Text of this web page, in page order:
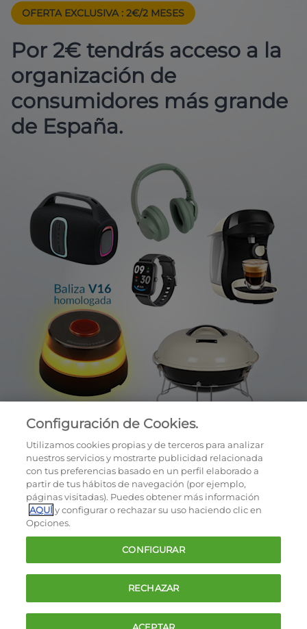
OFERTA EXCLUSIVA : 2€/2 MESES
Por 2€ tendrás acceso a la
organización de
consumidores más grande
de España.
Cookies
Política de privacidad
Términos y condiciones de la oferta
Contacto
FAQ
Configuración de Cookies.
Utilizamos cookies propias y de terceros para analizar
nuestros servicios y mostrarte publicidad relacionada
con tus preferencias basado en un perfil elaborado a
partir de tus hábitos de navegación (por ejemplo,
páginas visitadas). Puedes obtener más información
AQUÍy configurar o rechazar su uso haciendo clic en
Opciones.
CONFIGURAR
RECHAZAR